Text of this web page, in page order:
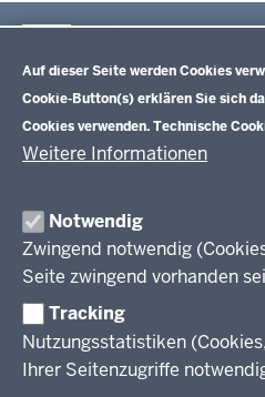
Auf dieser Seite werden Cookies
Cookie-Button(s) erklären Sie sich
Cookies verwenden. Technische
Weitere Informationen
Notwendig
Zwingend notwendig
Seite zwingend vorhanden
Tracking
Nutzungsstatistiken
Ihrer Seitenzugriffe
Lehrplannavigator
Lehrplannavigator Primarstufe -
Sekundarstufe I
Gesamtschule
Realschule
Kernlehrpläne für das Gymnasium
Sekundarstufe II
Kernlehrpläne für die gymnasiale
Weiterbildungskolleg